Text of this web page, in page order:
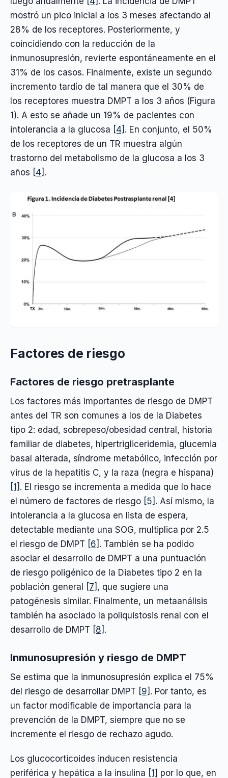
mostró un pico inicial a los 3 meses afectando al
28% de los receptores. Posteriormente, y
coincidiendo con la reducción de la
inmunosupresión, revierte espontáneamente en el
31% de los casos. Finalmente, existe un segundo
incremento tardío de tal manera que el 30% de
los receptores muestra DMPT a los 3 años (Figura
1). A esto se añade un 19% de pacientes con
intolerancia a la glucosa [4] . En conjunto, el 50%
de los receptores de un TR muestra algún
trastorno del metabolismo de la glucosa a los 3
años [4] .
Factores de riesgo
Factores de riesgo pretrasplante
Los factores más importantes de riesgo de DMPT
antes del TR son comunes a los de la Diabetes
tipo 2: edad, sobrepeso/obesidad central, historia
familiar de diabetes, hipertrigliceridemia, glucemia
basal alterada, síndrome metabólico, infección por
virus de la hepatitis C, y la raza (negra e hispana)
[1] . El riesgo se incrementa a medida que lo hace
el número de factores de riesgo [5] . Así mismo, la
intolerancia a la glucosa en lista de espera,
detectable mediante una SOG, multiplica por 2.5
el riesgo de DMPT [6] . También se ha podido
asociar el desarrollo de DMPT a una puntuación
de riesgo poligénico de la Diabetes tipo 2 en la
población general
[7] , que sugiere una
patogénesis similar. Finalmente, un metaanálisis
también ha asociado la poliquistosis renal con el
desarrollo de DMPT [8] .
Inmunosupresión y riesgo de DMPT
Se estima que la inmunosupresión explica el 75%
del riesgo de desarrollar DMPT [9] . Por tanto, es
un factor modificable de importancia para la
prevención de la DMPT, siempre que no se
incremente el riesgo de rechazo agudo.
Los glucocorticoides inducen resistencia
periférica y hepática a la insulina [1] por lo que, en